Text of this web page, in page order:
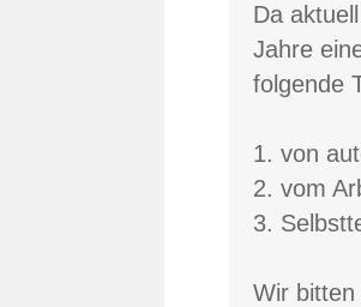
Da
Jahre
folgende
1. von
2. vom
3.
Wir bitten